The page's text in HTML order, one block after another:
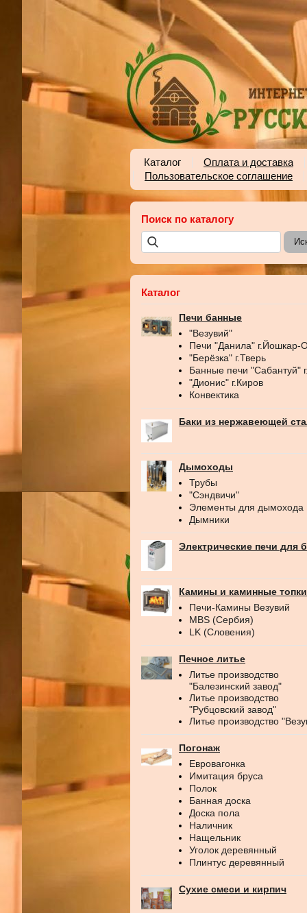
Каталог
Оплата и доставка
Пользовательское соглашение
Поиск по каталогу
Каталог
Печи банные
"Везувий"
Печи "Данила" г.Йошкар-
"Берёзка" г.Тверь
Банные печи "Сабантуй"
"Дионис" г.Киров
Конвектика
Баки из нержавеющей
Дымоходы
Трубы
"Сэндвичи"
Элементы для дымохода
Дымники
Электрические печи для
Камины и каминные топки
Печи-Камины Везувий
MBS (Сербия)
LK (Словения)
Печное литье
Литье производство
"Балезинский завод"
Литье производство
"Рубцовский завод"
Литье производство
Погонаж
Евровагонка
Имитация бруса
Полок
Банная доска
Доска пола
Наличник
Нащельник
Уголок деревянный
Плинтус деревянный
Сухие смеси и кирпич